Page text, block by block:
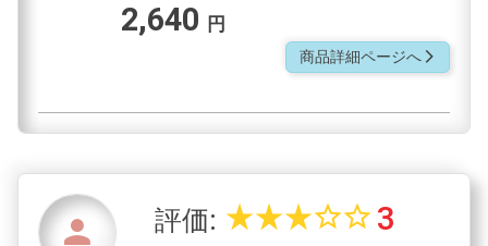
2,640 円
商品詳細ページへarrow_forward_ios
person 評価: star_ratestar_ratestar_ratestar_borderstar_border 3